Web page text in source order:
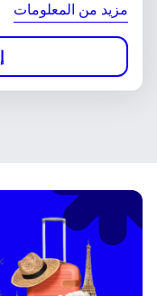
مزيد من المعلومات